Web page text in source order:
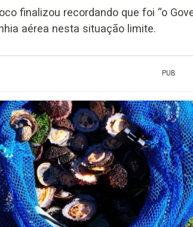
finalizou recordando que foi “o
aérea nesta situação limite.
PUB